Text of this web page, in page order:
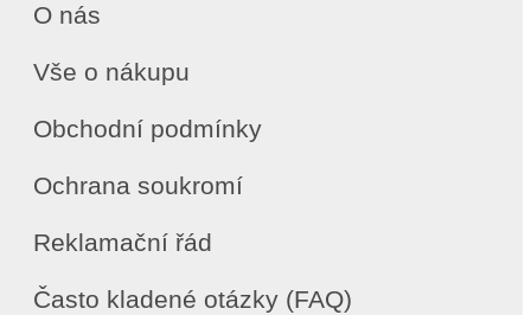
O nás
Vše o nákupu
Obchodní podmínky
Ochrana soukromí
Reklamační řád
Často kladené otázky (FAQ)